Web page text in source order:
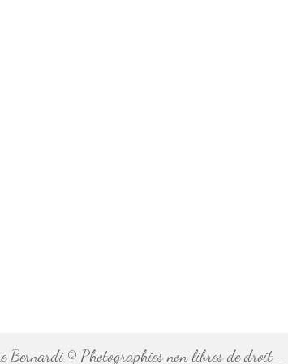
Bernardi © Photographies non libres de droit -